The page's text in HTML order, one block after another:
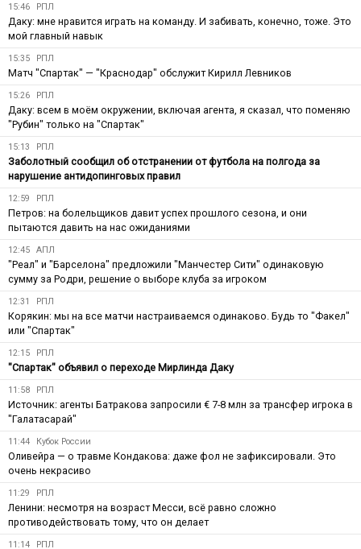
15:46 РПЛ
Даку: мне нравится играть на команду. И забивать, конечно, тоже. Это
мой главный навык
15:35 РПЛ
Матч "Спартак" — "Краснодар" обслужит Кирилл Левников
15:26 РПЛ
Даку: всем в моём окружении, включая агента, я сказал, что поменяю
"Рубин" только на "Спартак"
15:13 РПЛ
Заболотный сообщил об отстранении от футбола на полгода за
нарушение антидопинговых правил
12:59 РПЛ
Петров: на болельщиков давит успех прошлого сезона, и они
пытаются давить на нас ожиданиями
12:45 АПЛ
"Реал" и "Барселона" предложили "Манчестер Сити" одинаковую
сумму за Родри, решение о выборе клуба за игроком
12:31 РПЛ
Корякин: мы на все матчи настраиваемся одинаково. Будь то "Факел"
или "Спартак"
12:15 РПЛ
"Спартак" объявил о переходе Мирлинда Даку
11:58 РПЛ
Источник: агенты Батракова запросили € 7-8 млн за трансфер игрока в
"Галатасарай"
11:44 Кубок России
Оливейра — о травме Кондакова: даже фол не зафиксировали. Это
очень некрасиво
11:29 РПЛ
Ленини: несмотря на возраст Месси, всё равно сложно
противодействовать тому, что он делает
11:14 РПЛ